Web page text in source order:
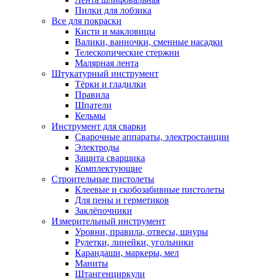
Пилки для лобзика
Все для покраски
Кисти и макловицы
Валики, ванночки, сменные насадки
Телескопические стержни
Малярная лента
Штукатурный инструмент
Тёрки и гладилки
Правила
Шпатели
Кельмы
Инструмент для сварки
Сварочные аппараты, электростанции
Электроды
Защита сварщика
Комплектующие
Строительные пистолеты
Клеевые и скобозабивные пистолеты
Для пены и герметиков
Заклёпочники
Измерительный инструмент
Уровни, правила, отвесы, шнуры
Рулетки, линейки, угольники
Карандаши, маркеры, мел
Маниты
Штангенциркули